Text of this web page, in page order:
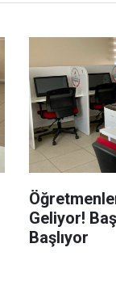
Geliyor!
Başlıyor